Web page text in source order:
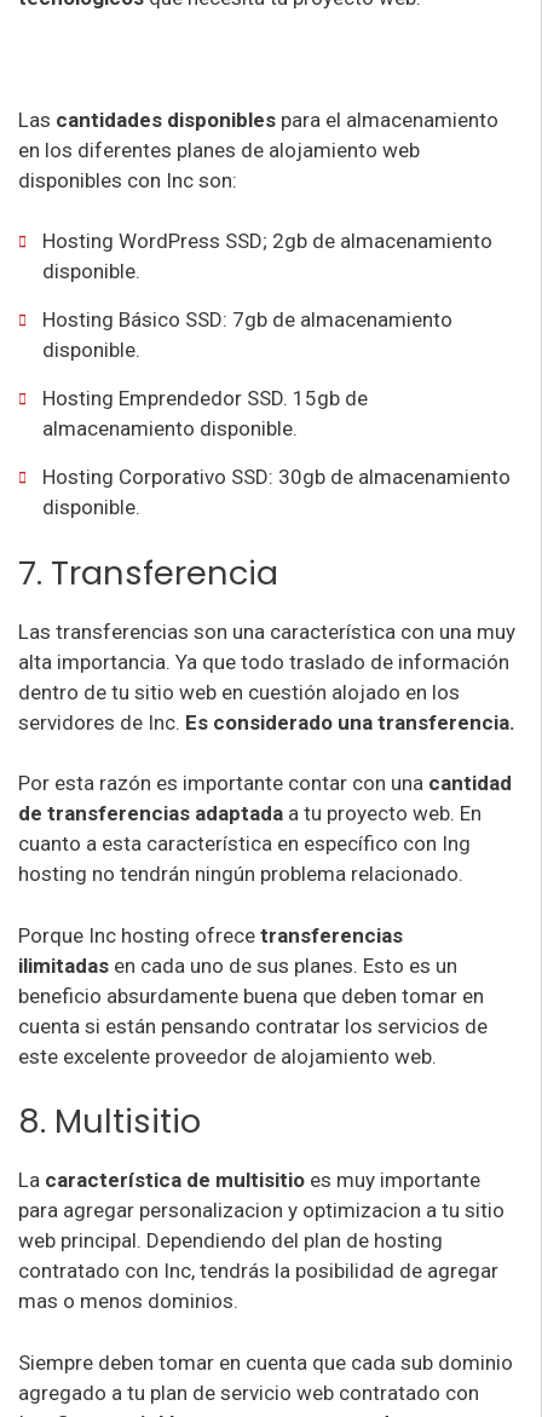
Las cantidades disponibles para el almacenamiento
en los diferentes planes de alojamiento web
disponibles con Inc son:
Hosting WordPress SSD; 2gb de almacenamiento
disponible.
Hosting Básico SSD: 7gb de almacenamiento
disponible.
Hosting Emprendedor SSD. 15gb de
almacenamiento disponible.
Hosting Corporativo SSD: 30gb de almacenamiento
disponible.
7. Transferencia
Las transferencias son una característica con una muy
alta importancia. Ya que todo traslado de información
dentro de tu sitio web en cuestión alojado en los
servidores de Inc. Es considerado una transferencia.
Por esta razón es importante contar con una cantidad
de transferencias adaptada a tu proyecto web. En
cuanto a esta característica en específico con Ing
hosting no tendrán ningún problema relacionado.
Porque Inc hosting ofrece transferencias
ilimitadas en cada uno de sus planes. Esto es un
beneficio absurdamente buena que deben tomar en
cuenta si están pensando contratar los servicios de
este excelente proveedor de alojamiento web.
8. Multisitio
La característica de multisitio es muy importante
para agregar personalizacion y optimizacion a tu sitio
web principal. Dependiendo del plan de hosting
contratado con Inc, tendrás la posibilidad de agregar
mas o menos dominios.
Siempre deben tomar en cuenta que cada sub dominio
agregado a tu plan de servicio web contratado con